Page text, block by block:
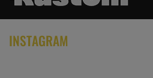
INSTAGRAM